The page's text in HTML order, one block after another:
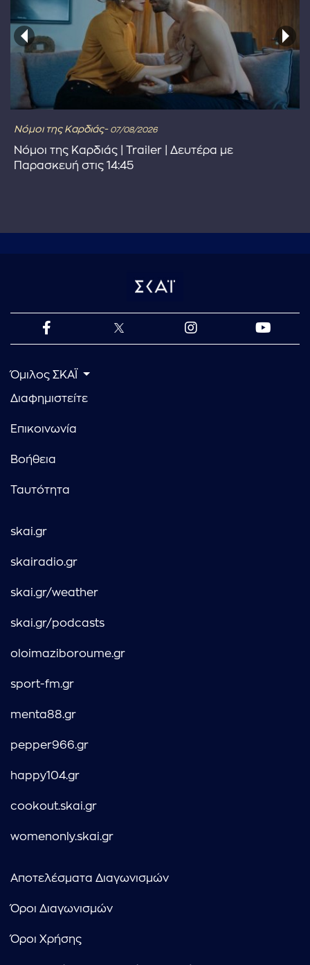
Νόμοι της Καρδιάς- 07/08/2026
Νόμοι της Καρδιάς | Trailer | Δευτέρα με
Παρασκευή στις 14:45
Όμιλος ΣΚΑΪ
Διαφημιστείτε
Επικοινωνία
Βοήθεια
Ταυτότητα
skai.gr
skairadio.gr
skai.gr/weather
skai.gr/podcasts
oloimaziboroume.gr
sport-fm.gr
menta88.gr
pepper966.gr
happy104.gr
cookout.skai.gr
womenonly.skai.gr
Αποτελέσματα Διαγωνισμών
Όροι Διαγωνισμών
Όροι Χρήσης